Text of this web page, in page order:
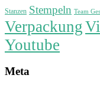
Stanzen Stempeln Team
Verpackung
Youtube
Meta